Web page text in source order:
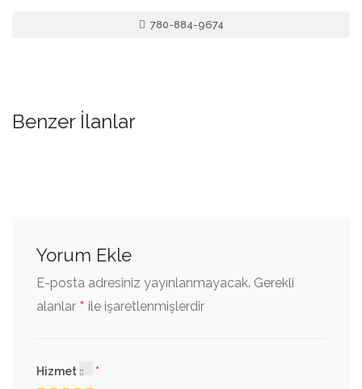
780-884-9674
Benzer İlanlar
Yorum Ekle
E-posta adresiniz yayınlanmayacak. Gerekli
alanlar * ile işaretlenmişlerdir
Hizmet